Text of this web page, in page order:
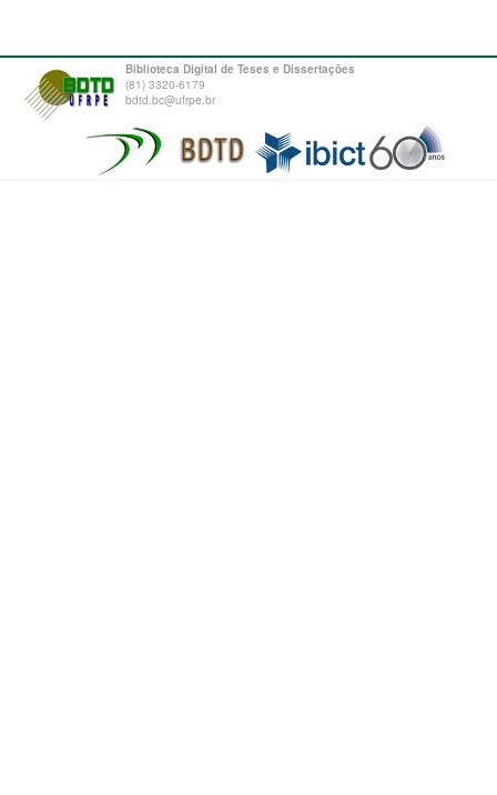
Biblioteca Digital de Teses e Dissertações
(81) 3320-6179
bdtd.bc@ufrpe.br